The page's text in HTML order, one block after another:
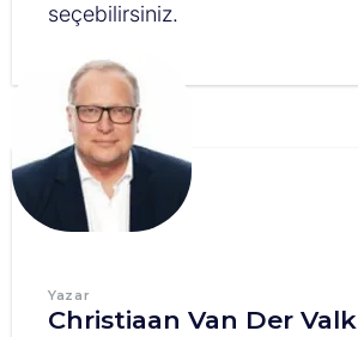
seçebilirsiniz.
Yazar
Christiaan Van Der Valk